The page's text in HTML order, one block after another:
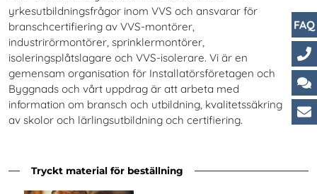
yrkesutbildningsfrågor inom VVS och ansvarar för
branschcertifiering av VVS-montörer,
industrirörmontörer, sprinklermontörer,
isoleringsplåtslagare och VVS-isolerare. Vi är en
gemensam organisation för Installatörsföretagen och
Byggnads och vårt uppdrag är att arbeta med
information om bransch och utbildning, kvalitetssäkring
av skolor och lärlingsutbildning och certifiering.
Tryckt material för beställning
FAQ